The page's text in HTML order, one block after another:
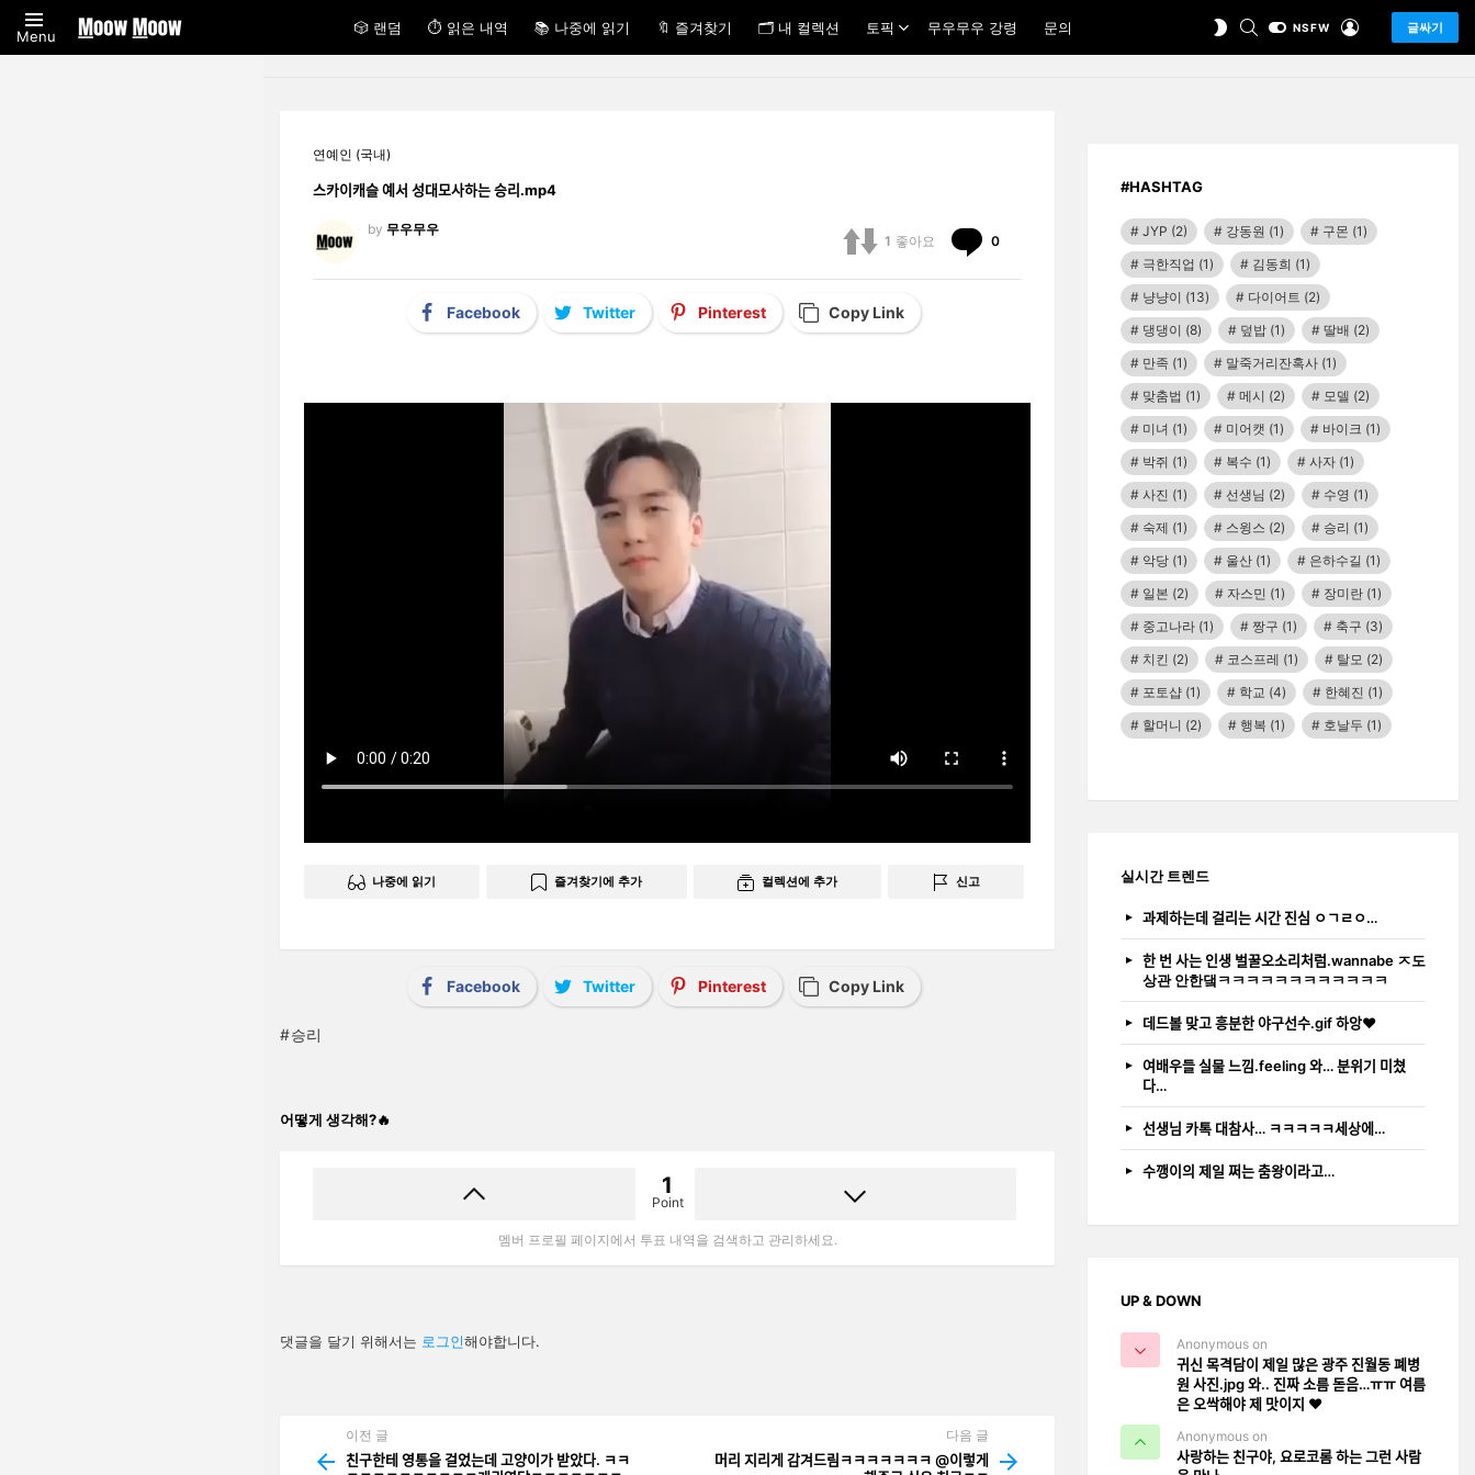
Menu 🎲 랜덤 ⏱ 읽은 내역 📚 나중에 읽기 🔖 즐겨찾기 🗂 내 컬렉션 토픽 무우무우 강령 문의
SWITCHSEARCHNSFW 글싸기
연예인 (국내)
스카이캐슬 예서 성대모사하는 승리.mp4
by 무우무우
1 좋아요 0
Facebook Twitter Pinterest Copy Link
나중에 읽기 즐겨찾기에 추가 컬렉션에 추가 신고
Facebook Twitter Pinterest Copy Link
승리
어떻게 생각해?🔥
1
Point
멤버 프로필 페이지에서 투표 내역을 검색하고 관리하세요.
답
글
댓글을 달기 위해서는 로그인해야합니다.
more
이전 글
친구한테 영통을 걸었는데 고양이가 받았다. ㅋㅋ
다음 글
머리 지리게 감겨드림ㅋㅋㅋㅋㅋㅋㅋ @이렇게
#HASHTAG
JYP (2) 강동원 (1) 구몬 (1)
극한직업 (1) 김동희 (1)
냥냥이 (13) 다이어트 (2)
댕댕이 (8) 덮밥 (1) 딸배 (2)
만족 (1) 말죽거리잔혹사 (1)
맞춤법 (1) 메시 (2) 모델 (2)
미녀 (1) 미어캣 (1) 바이크 (1)
박쥐 (1) 복수 (1) 사자 (1)
사진 (1) 선생님 (2) 수영 (1)
숙제 (1) 스윙스 (2) 승리 (1)
악당 (1) 울산 (1) 은하수길 (1)
일본 (2) 자스민 (1) 장미란 (1)
중고나라 (1) 짱구 (1) 축구 (3)
치킨 (2) 코스프레 (1) 탈모 (2)
포토샵 (1) 학교 (4) 한혜진 (1)
할머니 (2) 행복 (1) 호날두 (1)
실시간 트렌드
과제하는데 걸리는 시간 진심 ㅇㄱㄹㅇ…
한 번 사는 인생 벌꿀오소리처럼.wannabe ㅈ도
상관 안한댘ㅋㅋㅋㅋㅋㅋㅋㅋㅋㅋㅋㅋ
데드볼 맞고 흥분한 야구선수.gif 하앙❤️
여배우들 실물 느낌.feeling 와… 분위기 미쳤
다…
선생님 카톡 대참사… ㅋㅋㅋㅋㅋ세상에…
수깽이의 제일 쩌는 춤왕이라고…
UP & DOWN
Anonymous on
귀신 목격담이 제일 많은 광주 진월동 폐병
원 사진.jpg 와.. 진짜 소름 돋음…ㅠㅠ 여름
은 오싹해야 제 맛이지 ❤️
Anonymous on
사랑하는 친구야, 요로코롬 하는 그런 사람